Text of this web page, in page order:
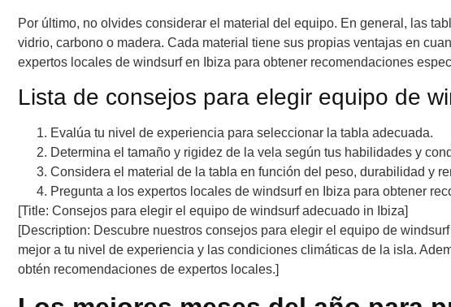
Por último, no olvides considerar el material del equipo. En general, las
vidrio, carbono o madera. Cada material tiene sus propias ventajas en
expertos locales de windsurf en Ibiza para obtener recomendaciones
Lista de consejos para elegir equipo de
Evalúa tu nivel de experiencia para seleccionar la tabla adecuada.
Determina el tamaño y rigidez de la vela según tus habilidades y
Considera el material de la tabla en función del peso, durabilidad y
Pregunta a los expertos locales de windsurf en Ibiza para obtener
[Title: Consejos para elegir el equipo de windsurf adecuado in Ibiza]
[Description: Descubre nuestros consejos para elegir el equipo de
mejor a tu nivel de experiencia y las condiciones climáticas de la isla.
obtén recomendaciones de expertos locales.]